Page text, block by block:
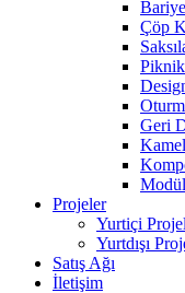
Çöp
Piknik
Geri
Projeler
Yurtiçi
Yurtdışı
Satış Ağı
İletişim